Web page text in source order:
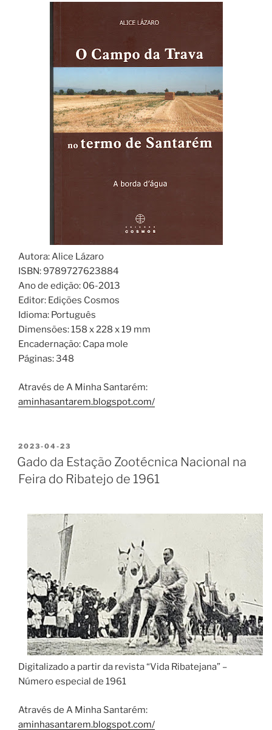
Autora: Alice Lázaro
ISBN: 9789727623884
Ano de edição: 06-2013
Editor: Edições Cosmos
Idioma: Português
Dimensões: 158 x 228 x 19 mm
Encadernação: Capa mole
Páginas: 348
Através de A Minha Santarém:
aminhasantarem.blogspot.com/
PUBLICADO
EM
2023-04-23
Gado da Estação Zootécnica Nacional na
Feira do Ribatejo de 1961
Digitalizado a partir da revista “Vida Ribatejana” –
Número especial de 1961
Através de A Minha Santarém:
aminhasantarem.blogspot.com/